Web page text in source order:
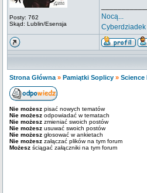
Posty: 762
Skąd: Lublin/Esensja
Nocą...
Cyberdziadek
Strona Główna » Pamiątki Soplicy » Science
Nie możesz pisać nowych tematów
Nie możesz odpowiadać w tematach
Nie możesz zmieniać swoich postów
Nie możesz usuwać swoich postów
Nie możesz głosować w ankietach
Nie możesz załączać plików na tym forum
Możesz ściągać załączniki na tym forum